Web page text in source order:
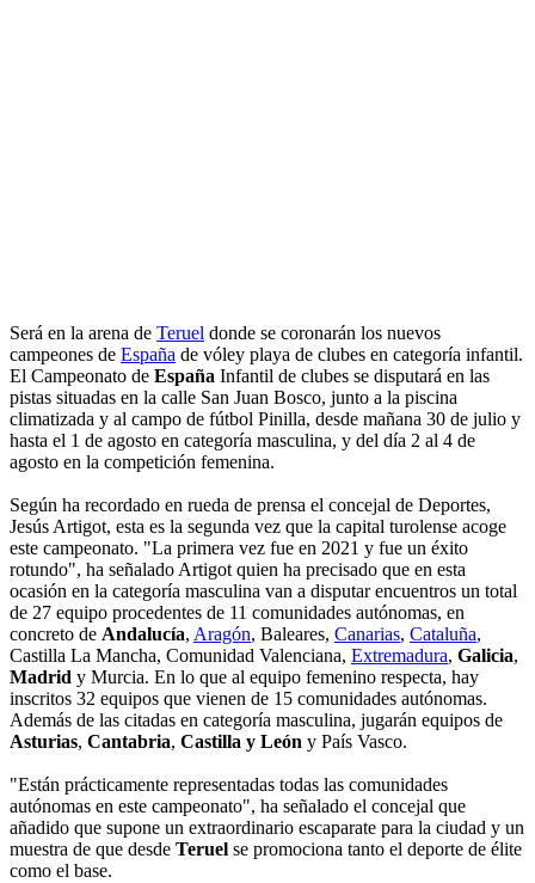
Será en la arena de Teruel donde se coronarán los nuevos
campeones de España de vóley playa de clubes en categoría infantil.
El Campeonato de España Infantil de clubes se disputará en las
pistas situadas en la calle San Juan Bosco, junto a la piscina
climatizada y al campo de fútbol Pinilla, desde mañana 30 de julio y
hasta el 1 de agosto en categoría masculina, y del día 2 al 4 de
agosto en la competición femenina.
Según ha recordado en rueda de prensa el concejal de Deportes,
Jesús Artigot, esta es la segunda vez que la capital turolense acoge
este campeonato. "La primera vez fue en 2021 y fue un éxito
rotundo", ha señalado Artigot quien ha precisado que en esta
ocasión en la categoría masculina van a disputar encuentros un total
de 27 equipo procedentes de 11 comunidades autónomas, en
concreto de Andalucía, Aragón, Baleares, Canarias, Cataluña,
Castilla La Mancha, Comunidad Valenciana, Extremadura, Galicia,
Madrid y Murcia. En lo que al equipo femenino respecta, hay
inscritos 32 equipos que vienen de 15 comunidades autónomas.
Además de las citadas en categoría masculina, jugarán equipos de
Asturias, Cantabria, Castilla y León y País Vasco.
"Están prácticamente representadas todas las comunidades
autónomas en este campeonato", ha señalado el concejal que
añadido que supone un extraordinario escaparate para la ciudad y un
muestra de que desde Teruel se promociona tanto el deporte de élite
como el base.